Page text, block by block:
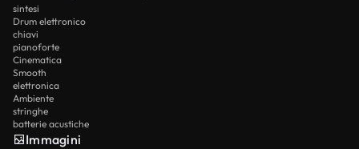
sintesi
Drum elettronico
chiavi
pianoforte
Cinematica
Smooth
elettronica
Ambiente
stringhe
batterie acustiche
Immagini